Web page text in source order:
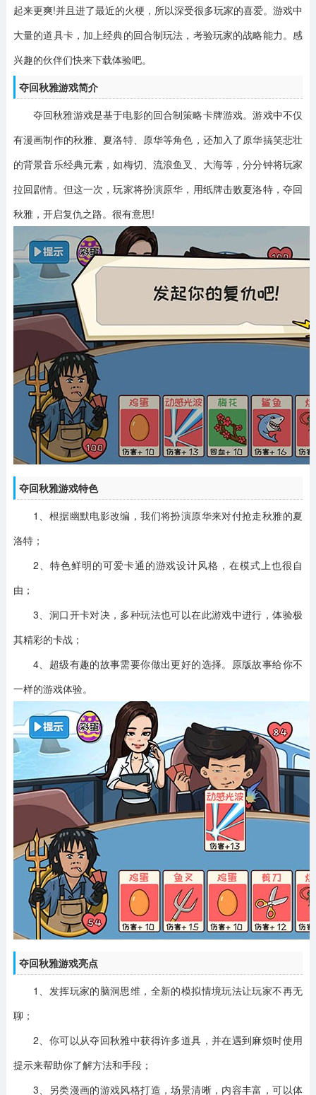
起来更爽!并且进了最近的火梗，所以深受很多玩家的喜爱。游戏中
大量的道具卡，加上经典的回合制玩法，考验玩家的战略能力。感
兴趣的伙伴们快来下载体验吧。
夺回秋雅游戏简介
夺回秋雅游戏是基于电影的回合制策略卡牌游戏。游戏中不仅
有漫画制作的秋雅、夏洛特、原华等角色，还加入了原华搞笑悲壮
的背景音乐经典元素，如梅切、流浪鱼叉、大海等，分分钟将玩家
拉回剧情。但这一次，玩家将扮演原华，用纸牌击败夏洛特，夺回
秋雅，开启复仇之路。很有意思!
夺回秋雅游戏特色
1、根据幽默电影改编，我们将扮演原华来对付抢走秋雅的夏
洛特；
2、特色鲜明的可爱卡通的游戏设计风格，在模式上也很自
由；
3、洞口开卡对决，多种玩法也可以在此游戏中进行，体验极
其精彩的卡战；
4、超级有趣的故事需要你做出更好的选择。原版故事给你不
一样的游戏体验。
夺回秋雅游戏亮点
1、发挥玩家的脑洞思维，全新的模拟情境玩法让玩家不再无
聊；
2、你可以从夺回秋雅中获得许多道具，并在遇到麻烦时使用
提示来帮助你了解方法和手段；
3、另类漫画的游戏风格打造，场景清晰，内容丰富，可以体